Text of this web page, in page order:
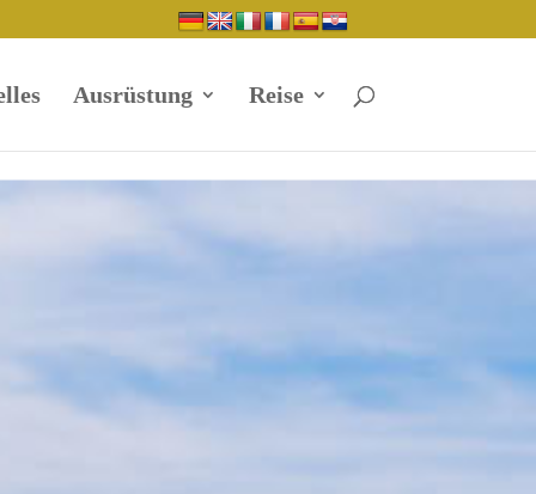
Ausrüstung Reise